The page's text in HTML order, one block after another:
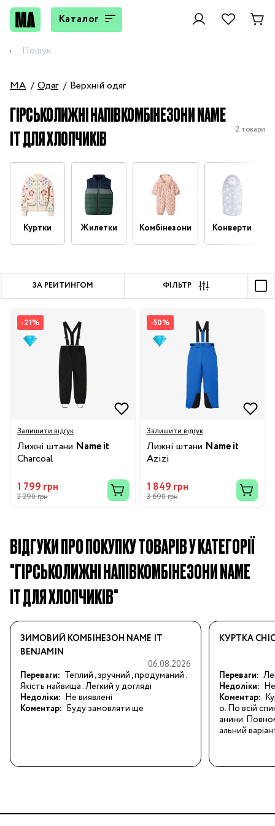
Каталог
MA Одяг Верхній одяг
ГІРСЬКОЛИЖНІ НАПІВКОМБІНЕЗОНИ NAME
IT ДЛЯ ХЛОПЧИКІВ
2 товари
Куртки Жилетки Комбінезони Конверти
ЗА РЕЙТИНГОМ ФІЛЬТР
-21%
Залишити відгук
Лижні штани Name it
Charcoal
1 799 грн
2 290 грн
-50%
Залишити відгук
Лижні штани Name it
Azizi
1 849 грн
3 690 грн
ВІДГУКИ ПРО ПОКУПКУ ТОВАРІВ У КАТЕГОРІЇ
"ГІРСЬКОЛИЖНІ НАПІВКОМБІНЕЗОНИ NAME
IT ДЛЯ ХЛОПЧИКІВ"
ЗИМОВИЙ КОМБІНЕЗОН NAME IT
BENJAMIN
06.08.2026
Переваги: Теплий , зручний , продуманий .
Якість найвища . Легкий у догляді
Недоліки: Не виявлені
Коментар: Буду замовляти ще
КУРТКА
Переваги:
Недоліки:
Коментар:
о. По всій
анини.
альний